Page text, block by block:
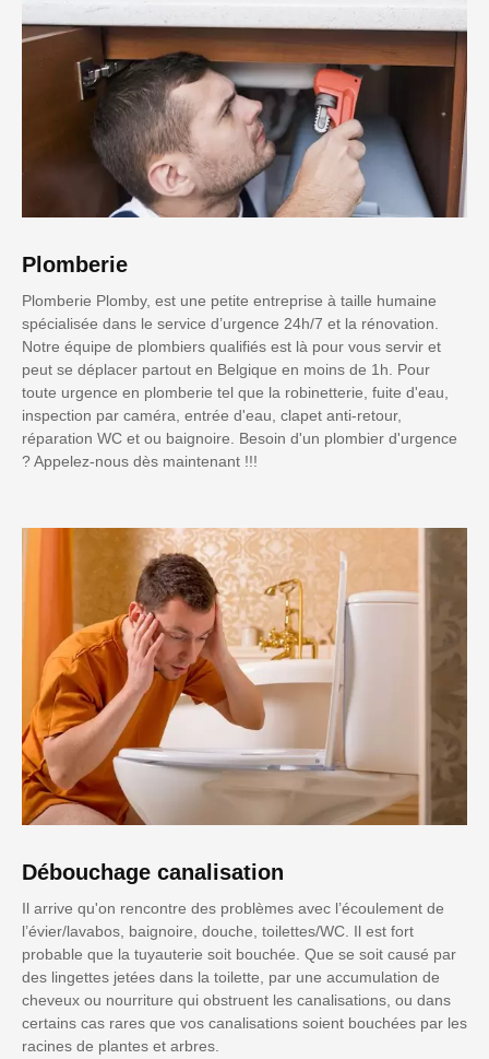
Plomberie
Plomberie Plomby, est une petite entreprise à taille humaine
spécialisée dans le service d’urgence 24h/7 et la rénovation.
Notre équipe de plombiers qualifiés est là pour vous servir et
peut se déplacer partout en Belgique en moins de 1h. Pour
toute urgence en plomberie tel que la robinetterie, fuite d'eau,
inspection par caméra, entrée d'eau, clapet anti-retour,
réparation WC et ou baignoire. Besoin d'un plombier d'urgence
? Appelez-nous dès maintenant !!!
Débouchage canalisation
Il arrive qu'on rencontre des problèmes avec l’écoulement de
l’évier/lavabos, baignoire, douche, toilettes/WC. Il est fort
probable que la tuyauterie soit bouchée. Que se soit causé par
des lingettes jetées dans la toilette, par une accumulation de
cheveux ou nourriture qui obstruent les canalisations, ou dans
certains cas rares que vos canalisations soient bouchées par les
racines de plantes et arbres.